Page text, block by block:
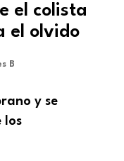
el colista
el olvido
B
y se
los